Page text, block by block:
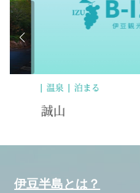
温泉 泊まる
誠山
伊豆半島とは？